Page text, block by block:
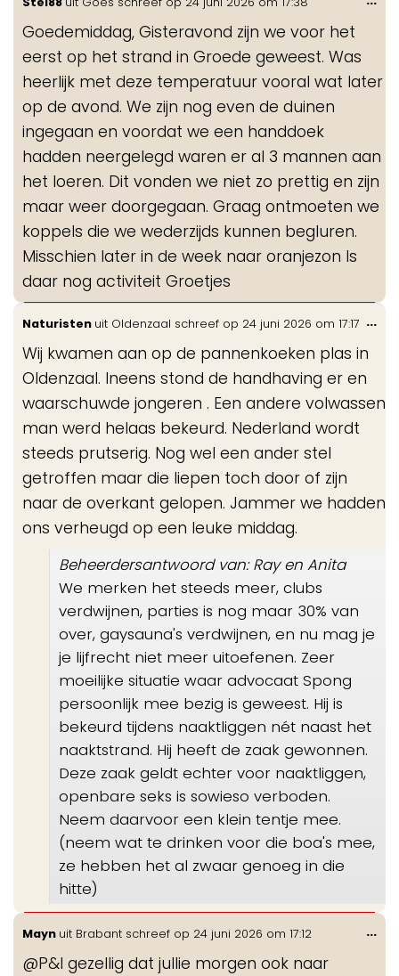
Goedemiddag, Gisteravond zijn we voor het
eerst op het strand in Groede geweest. Was
heerlijk met deze temperatuur vooral wat later
op de avond. We zijn nog even de duinen
ingegaan en voordat we een handdoek
hadden neergelegd waren er al 3 mannen aan
het loeren. Dit vonden we niet zo prettig en zijn
maar weer doorgegaan. Graag ontmoeten we
koppels die we wederzijds kunnen begluren.
Misschien later in de week naar oranjezon Is
daar nog activiteit Groetjes
Naturisten uit Oldenzaal schreef op 24 juni 2026 om 17:17
Wij kwamen aan op de pannenkoeken plas in
Oldenzaal. Ineens stond de handhaving er en
waarschuwde jongeren . Een andere volwassen
man werd helaas bekeurd. Nederland wordt
steeds prutserig. Nog wel een ander stel
getroffen maar die liepen toch door of zijn
naar de overkant gelopen. Jammer we hadden
ons verheugd op een leuke middag.
Beheerdersantwoord van: Ray en Anita
We merken het steeds meer, clubs
verdwijnen, parties is nog maar 30% van
over, gaysauna's verdwijnen, en nu mag je
je lijfrecht niet meer uitoefenen. Zeer
moeilijke situatie waar advocaat Spong
persoonlijk mee bezig is geweest. Hij is
bekeurd tijdens naaktliggen nét naast het
naaktstrand. Hij heeft de zaak gewonnen.
Deze zaak geldt echter voor naaktliggen,
openbare seks is sowieso verboden.
Neem daarvoor een klein tentje mee.
(neem wat te drinken voor die boa's mee,
ze hebben het al zwaar genoeg in die
hitte)
...
Mayn uit Brabant schreef op 24 juni 2026 om 17:12
@P&I gezellig dat jullie morgen ook naar
...